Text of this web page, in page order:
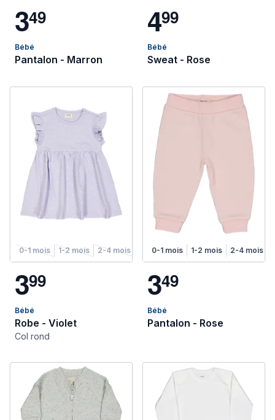
349
Bébé
Pantalon - Marron
499
Bébé
Sweat - Rose
0-1 mois 1-2 mois 2-4 mois 4-6 mois
399
Bébé
Robe - Violet
Col rond
0-1 mois 1-2 mois 2-4 mois
349
Bébé
Pantalon - Rose